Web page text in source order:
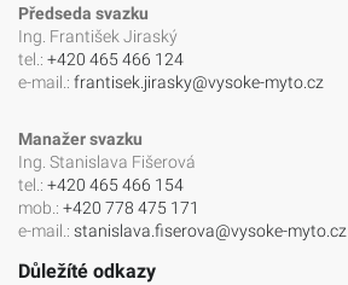
Předseda svazku
Ing. František Jiraský
tel.: +420 465 466 124
e-mail.: frantisek.jirasky@vysoke-myto.cz
Manažer svazku
Ing. Stanislava Fišerová
tel.: +420 465 466 154
mob.: +420 778 475 171
e-mail.: stanislava.fiserova@vysoke-myto.cz
Důležíté odkazy